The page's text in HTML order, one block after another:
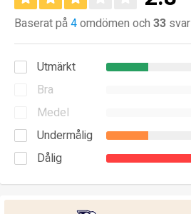
Baserat på4omdömen och 33 svar
Utmärkt
Bra
Medel
Undermålig
Dålig